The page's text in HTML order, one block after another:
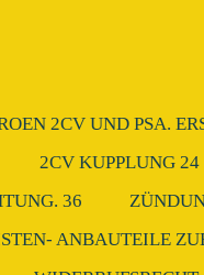
2CV UND PSA.
2CV KUPPLUNG 24
36
ANBAUTEILE